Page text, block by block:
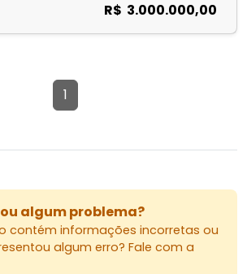
R$ 3.000.000,00
1
algum problema?
contém informações incorretas ou
algum erro? Fale com a